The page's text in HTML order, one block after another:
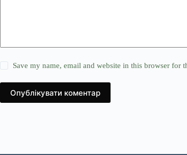
Save my name, email and website in this browser for
Опублікувати коментар